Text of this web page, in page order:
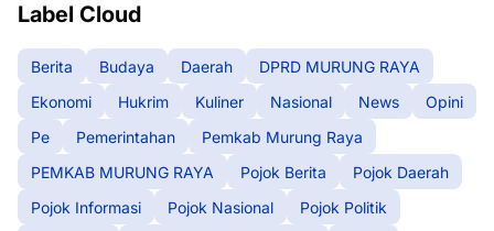
Label Cloud
Berita Budaya Daerah
DPRD MURUNG RAYA
Ekonomi
Hukrim Kuliner Nasional News
Opini
Pe
Pemerintahan
Pemkab Murung Raya
PEMKAB MURUNG RAYA
Pojok Berita
Pojok Daerah
Pojok Informasi
Pojok Nasional
Pojok Politik